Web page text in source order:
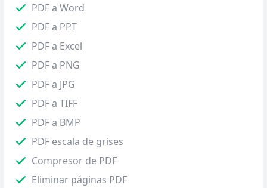
PDF a Word
PDF a PPT
PDF a Excel
PDF a PNG
PDF a JPG
PDF a TIFF
PDF a BMP
PDF escala de grises
Compresor de PDF
Eliminar páginas PDF